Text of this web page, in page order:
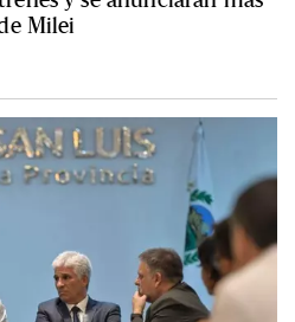
Milei